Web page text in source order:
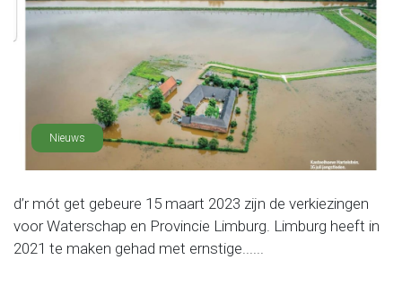
Nieuws
d’r mót get gebeure 15 maart 2023 zijn de verkiezingen
voor Waterschap en Provincie Limburg. Limburg heeft in
2021 te maken gehad met ernstige......